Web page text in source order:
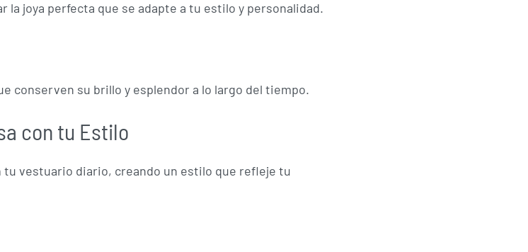
la joya perfecta que se adapte a tu estilo y personalidad.
conserven su brillo y esplendor a lo largo del tiempo.
con tu Estilo
vestuario diario, creando un estilo que refleje tu